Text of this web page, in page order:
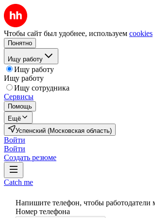
Чтобы сайт был удобнее, используем cookies
Понятно
Ищу работу
Ищу работу
Ищу работу
Ищу сотрудника
Сервисы
Помощь
Ещё
Успенский (Московская область)
Войти
Войти
Создать резюме
Catch me
Напишите телефон, чтобы работодатели
Номер телефона